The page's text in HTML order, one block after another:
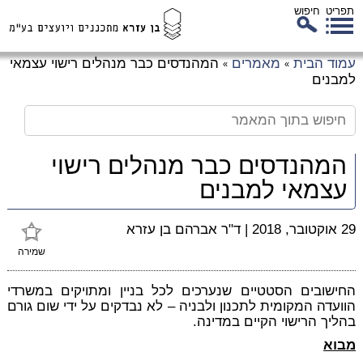
תפריט חיפוש
עמוד הבית » מאמרים » המהנדסים כבר מנהלים רישוי עצמאי
למבנים
המהנדסים כבר מנהלים רישוי
עצמאי למבנים
שמירה
29 אוקטובר, 2018 | ד"ר אברהם בן עזרא
החישובים הסטטיים שנערכים לכל בניין ומתויקים במשרדי
הוועדה המקומית לתכנון ולבניה – לא נבדקים על ידי שום גורם
בהליך הרישוי הקיים במדינה.
מבוא